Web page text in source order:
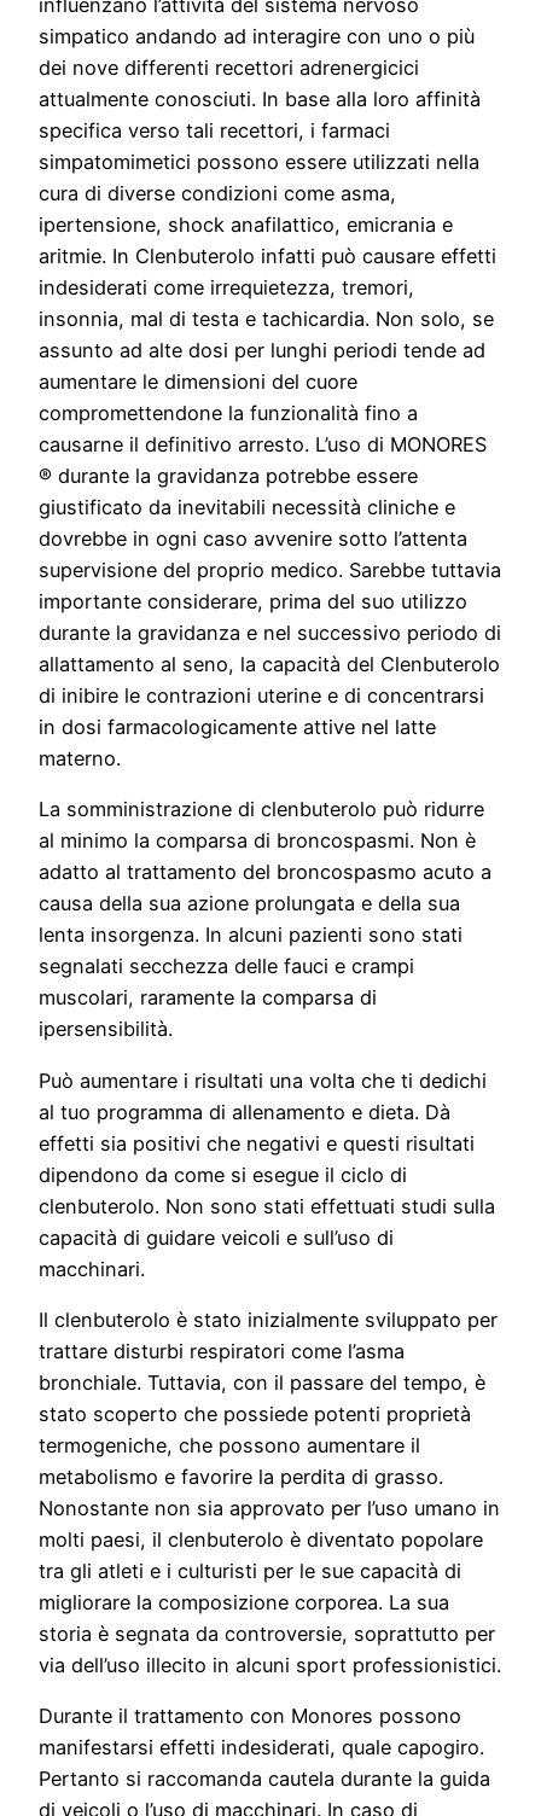
influenzano l’attività del sistema nervoso
simpatico andando ad interagire con uno o più
dei nove differenti recettori adrenergicici
attualmente conosciuti. In base alla loro affinità
specifica verso tali recettori, i farmaci
simpatomimetici possono essere utilizzati nella
cura di diverse condizioni come asma,
ipertensione, shock anafilattico, emicrania e
aritmie. In Clenbuterolo infatti può causare effetti
indesiderati come irrequietezza, tremori,
insonnia, mal di testa e tachicardia. Non solo, se
assunto ad alte dosi per lunghi periodi tende ad
aumentare le dimensioni del cuore
compromettendone la funzionalità fino a
causarne il definitivo arresto. L’uso di MONORES
® durante la gravidanza potrebbe essere
giustificato da inevitabili necessità cliniche e
dovrebbe in ogni caso avvenire sotto l’attenta
supervisione del proprio medico. Sarebbe tuttavia
importante considerare, prima del suo utilizzo
durante la gravidanza e nel successivo periodo di
allattamento al seno, la capacità del Clenbuterolo
di inibire le contrazioni uterine e di concentrarsi
in dosi farmacologicamente attive nel latte
materno.
La somministrazione di clenbuterolo può ridurre
al minimo la comparsa di broncospasmi. Non è
adatto al trattamento del broncospasmo acuto a
causa della sua azione prolungata e della sua
lenta insorgenza. In alcuni pazienti sono stati
segnalati secchezza delle fauci e crampi
muscolari, raramente la comparsa di
ipersensibilità.
Può aumentare i risultati una volta che ti dedichi
al tuo programma di allenamento e dieta. Dà
effetti sia positivi che negativi e questi risultati
dipendono da come si esegue il ciclo di
clenbuterolo. Non sono stati effettuati studi sulla
capacità di guidare veicoli e sull’uso di
macchinari.
Il clenbuterolo è stato inizialmente sviluppato per
trattare disturbi respiratori come l’asma
bronchiale. Tuttavia, con il passare del tempo, è
stato scoperto che possiede potenti proprietà
termogeniche, che possono aumentare il
metabolismo e favorire la perdita di grasso.
Nonostante non sia approvato per l’uso umano in
molti paesi, il clenbuterolo è diventato popolare
tra gli atleti e i culturisti per le sue capacità di
migliorare la composizione corporea. La sua
storia è segnata da controversie, soprattutto per
via dell’uso illecito in alcuni sport professionistici.
Durante il trattamento con Monores possono
manifestarsi effetti indesiderati, quale capogiro.
Pertanto si raccomanda cautela durante la guida
di veicoli o l’uso di macchinari. In caso di